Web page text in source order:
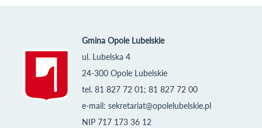
Gmina Opole Lubelskie
ul. Lubelska 4
24-300 Opole Lubelskie
tel. 81 827 72 01; 81 827 72 00
e-mail: sekretariat@opolelubelskie.pl
NIP 717 173 36 12